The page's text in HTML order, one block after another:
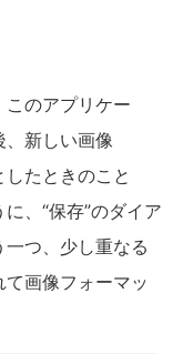
のアプリケー
、新しい画像
たときのこと
、“保存”のダイア
つ、少し重なる
画像フォーマッ